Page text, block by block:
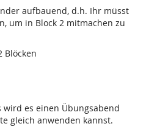
aufbauend, d.h. Ihr müsst
um in Block 2 mitmachen zu
Blöcken
wird es einen Übungsabend
gleich anwenden kannst.